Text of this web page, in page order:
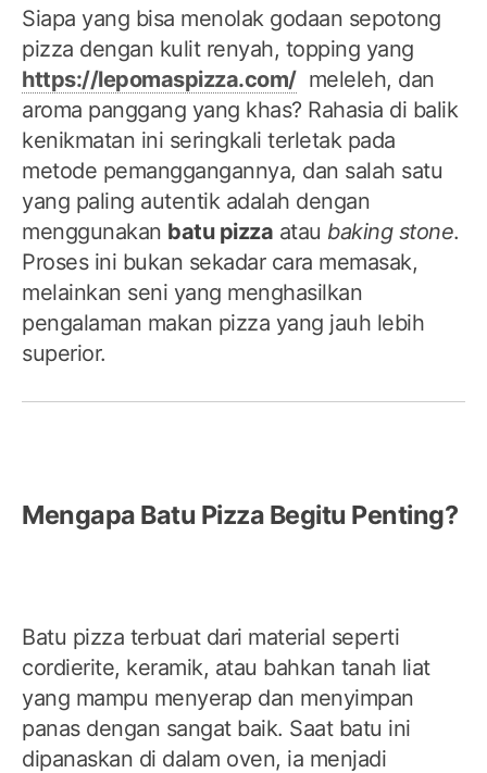
Siapa yang bisa menolak godaan sepotong
pizza dengan kulit renyah, topping yang
https://lepomaspizza.com/meleleh, dan
aroma panggang yang khas? Rahasia di balik
kenikmatan ini seringkali terletak pada
metode pemanggangannya, dan salah satu
yang paling autentik adalah dengan
menggunakan batu pizza atau baking stone.
Proses ini bukan sekadar cara memasak,
melainkan seni yang menghasilkan
pengalaman makan pizza yang jauh lebih
superior.
Mengapa Batu Pizza Begitu Penting?
Batu pizza terbuat dari material seperti
cordierite, keramik, atau bahkan tanah liat
yang mampu menyerap dan menyimpan
panas dengan sangat baik. Saat batu ini
dipanaskan di dalam oven, ia menjadi